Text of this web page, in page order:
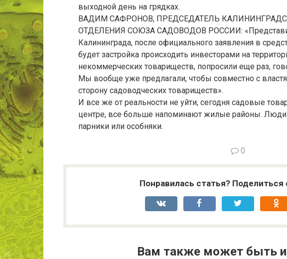
выходной день на грядках.
ВАДИМ САФРОНОВ, ПРЕДСЕДАТЕЛЬ
ОТДЕЛЕНИЯ СОЮЗА САДОВОДОВ РОССИИ:
Калининграда, после официального заявления в
будет застройка происходить инвесторами на
некоммерческих товариществ, попросили еще раз,
Мы вообще уже предлагали, чтобы совместно с
сторону садоводческих товариществ».
И все же от реальности не уйти, сегодня садовые
центре, все больше напоминают жилые районы. Люди
парники или особняки.
0
Понравилась статья? Поделиться
Вам также может быть